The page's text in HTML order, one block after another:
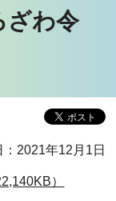
ざわ令
：2021年12月1日
）